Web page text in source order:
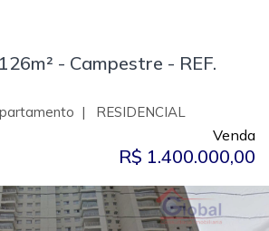
- Campestre - REF.
| RESIDENCIAL
Venda
R$ 1.400.000,00